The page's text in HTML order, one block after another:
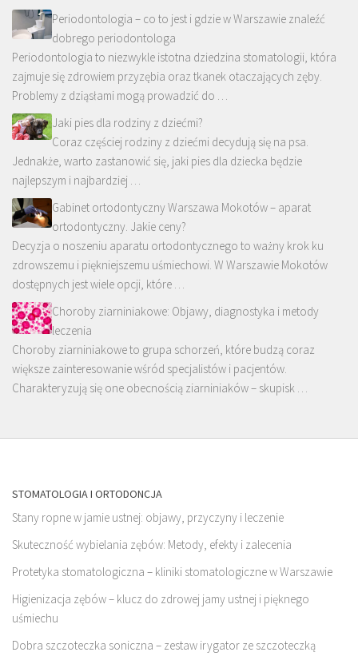
Periodontologia – co to jest i gdzie w Warszawie znaleźć
dobrego periodontologa
Periodontologia to niezwykle istotna dziedzina stomatologii, która
zajmuje się zdrowiem przyzębia oraz tkanek otaczających zęby.
Problemy z dziąsłami mogą prowadzić do …
Jaki pies dla rodziny z dziećmi?
Coraz częściej rodziny z dziećmi decydują się na psa.
Jednakże, warto zastanowić się, jaki pies dla dziecka będzie
najlepszym i najbardziej …
Gabinet ortodontyczny Warszawa Mokotów – aparat
ortodontyczny. Jakie ceny?
Decyzja o noszeniu aparatu ortodontycznego to ważny krok ku
zdrowszemu i piękniejszemu uśmiechowi. W Warszawie Mokotów
dostępnych jest wiele opcji, które …
Choroby ziarniniakowe: Objawy, diagnostyka i metody
leczenia
Choroby ziarniniakowe to grupa schorzeń, które budzą coraz
większe zainteresowanie wśród specjalistów i pacjentów.
Charakteryzują się one obecnością ziarniniaków – skupisk …
STOMATOLOGIA I ORTODONCJA
Stany ropne w jamie ustnej: objawy, przyczyny i leczenie
Skuteczność wybielania zębów: Metody, efekty i zalecenia
Protetyka stomatologiczna – kliniki stomatologiczne w Warszawie
Higienizacja zębów – klucz do zdrowej jamy ustnej i pięknego
uśmiechu
Dobra szczoteczka soniczna – zestaw irygator ze szczoteczką